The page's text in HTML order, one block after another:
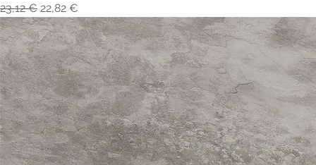
Preço normal
23,12 € Preço promocional
22,82 €